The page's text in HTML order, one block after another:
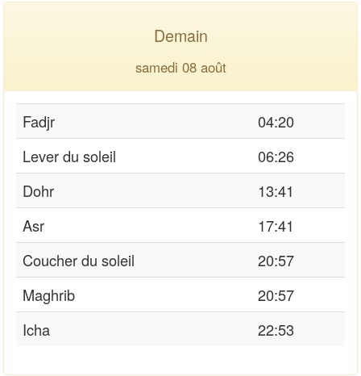
Demain
samedi 08 août
Fadjr
04:20
Lever du soleil
06:26
Dohr
13:41
Asr
17:41
Coucher du soleil
20:57
Maghrib
20:57
Icha
22:53